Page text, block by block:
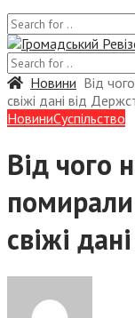
Новини Від
свіжі дані від
НовиниСуспiльство
Від чого
помирали
свіжі